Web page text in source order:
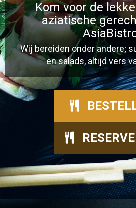
Kom voor de
aziatische
Wij bereiden onder andere;
en salads, altijd vers